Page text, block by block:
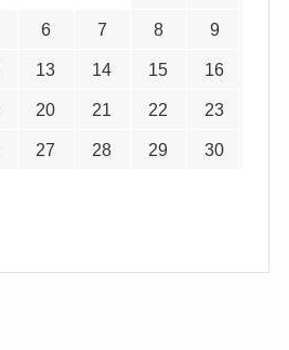
6 7 8 9
13 14 15 16
20 21 22 23
27 28 29 30